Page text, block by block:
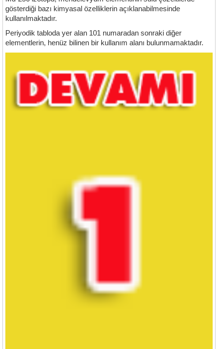
gösterdiği bazı kimyasal özelliklerin açıklanabilmesinde
kullanılmaktadır.
Periyodik tabloda yer alan 101 numaradan sonraki diğer
elementlerin, henüz bilinen bir kullanım alanı bulunmamaktadır.